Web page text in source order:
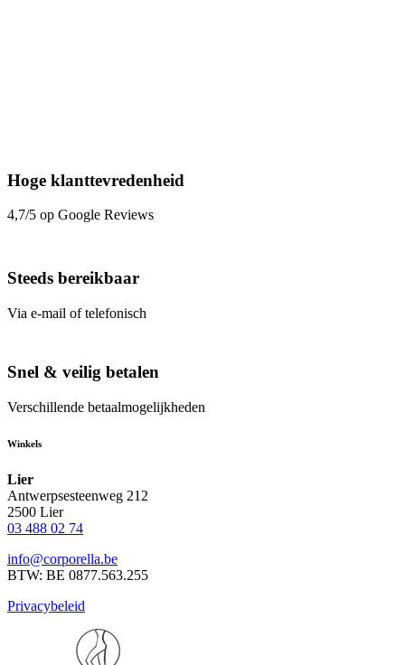
Hoge klanttevredenheid
4,7/5 op Google Reviews
Steeds bereikbaar
Via e-mail of telefonisch
Snel & veilig betalen
Verschillende betaalmogelijkheden
Winkels
Lier
Antwerpsesteenweg 212
2500 Lier
03 488 02 74
info@corporella.be
BTW: BE 0877.563.255
Privacybeleid